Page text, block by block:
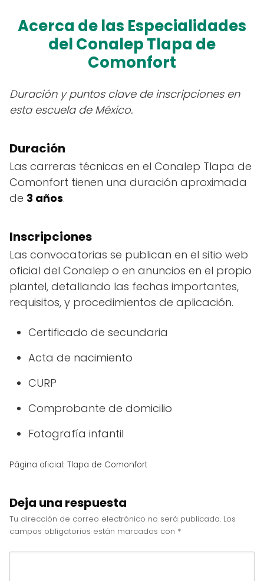
Acerca de las Especialidades
del Conalep Tlapa de
Comonfort
Duración y puntos clave de inscripciones en
esta escuela de México.
Duración
Las carreras técnicas en el Conalep Tlapa de
Comonfort tienen una duración aproximada
de 3 años.
Inscripciones
Las convocatorias se publican en el sitio web
oficial del Conalep o en anuncios en el propio
plantel, detallando las fechas importantes,
requisitos, y procedimientos de aplicación.
Certificado de secundaria
Acta de nacimiento
CURP
Comprobante de domicilio
Fotografía infantil
Página oficial: Tlapa de Comonfort
Deja una respuesta
Tu dirección de correo electrónico no será publicada. Los
campos obligatorios están marcados con *